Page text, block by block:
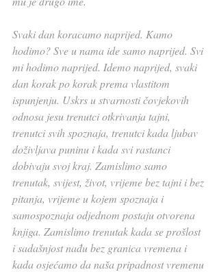
Svaki dan koracamo naprijed. Kamo
hodimo? Sve u nama ide samo naprijed. Svi
mi hodimo naprijed. Idemo naprijed, svaki
dan korak po korak prema vlastitom
ispunjenju. Uskrs u stvarnosti čovjekovih
odnosa jesu trenutci otkrivanja tajni,
trenutci svih spoznaja, trenutci kada ljubav
doživljava puninu i kada svi rastanci
dobivaju svoj kraj. Zamislimo samo
trenutak, svijest, život, vrijeme bez tajni i bez
pitanja, vrijeme u kojem spoznaja i
samospoznaja odjednom postaju otvorena
knjiga. Zamislimo trenutak kada se prošlost
i sadašnjost nađu bez granica vremena i
kada osjećamo da naša pripadnost vremenu